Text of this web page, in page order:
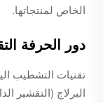
الخاص لمنتجاتها.
دور الحرفة
تقنيات التشطيب
البرلاج (التقشير